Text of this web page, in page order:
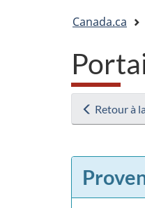
Canada.ca
Retour à